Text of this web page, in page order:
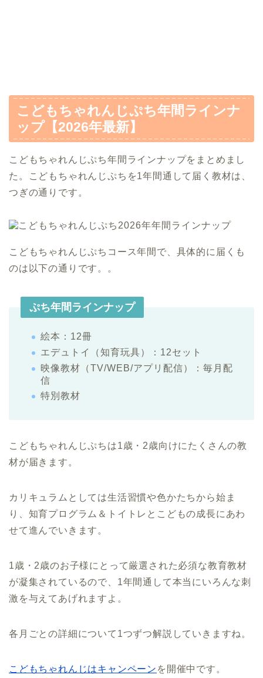
こどもちゃれんじぷち年間ラインナ
ップ【2026年最新】
こどもちゃれんじぷち年間ラインナップをまとめまし
た。こどもちゃれんじぷちを1年間通して届く教材は、
つぎの通りです。
こどもちゃれんじぷちコース年間で、具体的に届くも
のは以下の通りです。。
ぷち年間ラインナップ
絵本：12冊
エデュトイ（知育玩具）：12セット
映像教材（TV/WEB/アプリ配信）：毎月配
信
特別教材
こどもちゃれんじぷちは1歳・2歳向けにたくさんの教
材が届きます。
カリキュラムとしては生活習慣や色かたちから始ま
り、知育プログラム＆トイトレとこどもの成長にあわ
せて進んでいきます。
1歳・2歳のお子様にとって厳選された必須な教育教材
が凝集されているので、1年間通して本当にいろんな刺
激を与えてあげれますよ。
各月ごとの詳細について1つずつ解説していきますね。
こどもちゃれんじはキャンペーン を開催中です。